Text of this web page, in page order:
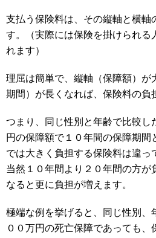
支払う保険料は、その縦軸と横軸
す。（実際には保険を掛けられる
れます）
理屈は簡単で、縦軸（保障額）が
期間）が長くなれば、保険料の負
つまり、同じ性別と年齢で比較し
円の保障額で１０年間の保障期間
では大きく負担する保険料は違っ
当然１０年間より２０年間の方が
なると更に負担が増えます。
極端な例を挙げると、同じ性別、
００万円の死亡保障であっても